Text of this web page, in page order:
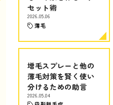
セット術
2026.05.06
薄毛
増毛スプレーと他の
薄毛対策を賢く使い
分けるための助言
2026.05.04